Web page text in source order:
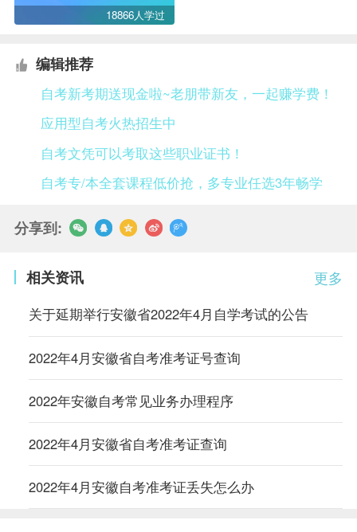
18866人学过
编辑推荐
自考新考期送现金啦~老朋带新友，一起赚学费！
应用型自考火热招生中
自考文凭可以考取这些职业证书！
自考专/本全套课程低价抢，多专业任选3年畅学
分享到:
更多
相关资讯
关于延期举行安徽省2022年4月自学考试的公告
2022年4月安徽省自考准考证号查询
2022年安徽自考常见业务办理程序
2022年4月安徽省自考准考证查询
2022年4月安徽自考准考证丢失怎么办